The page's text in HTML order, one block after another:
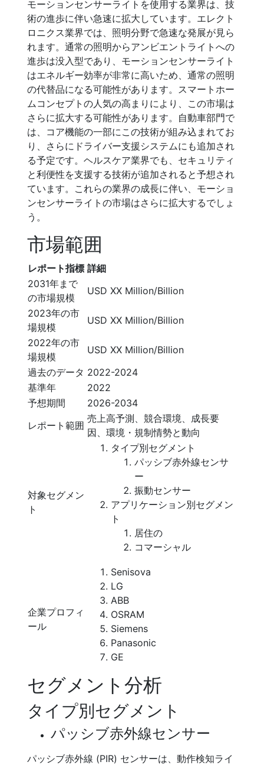
モーションセンサーライトを使用する業界は、技
術の進歩に伴い急速に拡大しています。エレクト
ロニクス業界では、照明分野で急速な発展が見ら
れます。通常の照明からアンビエントライトへの
進歩は没入型であり、モーションセンサーライト
はエネルギー効率が非常に高いため、通常の照明
の代替品になる可能性があります。スマートホー
ムコンセプトの人気の高まりにより、この市場は
さらに拡大する可能性があります。自動車部門で
は、コア機能の一部にこの技術が組み込まれてお
り、さらにドライバー支援システムにも追加され
る予定です。ヘルスケア業界でも、セキュリティ
と利便性を支援する技術が追加されると予想され
ています。これらの業界の成長に伴い、モーショ
ンセンサーライトの市場はさらに拡大するでしょ
う。
市場範囲
レポート指標 詳細
2031年まで
の市場規模
USD XX Million/Billion
2023年の市
場規模
USD XX Million/Billion
2022年の市
場規模
USD XX Million/Billion
過去のデータ 2022-2024
基準年
2022
予想期間
2026-2034
レポート範囲
売上高予測、競合環境、成長要
因、環境・規制情勢と動向
対象セグメン
ト
タイプ別セグメント
パッシブ赤外線センサ
ー
振動センサー
アプリケーション別セグメン
ト
居住の
コマーシャル
企業プロフィ
ール
Senisova
LG
ABB
OSRAM
Siemens
Panasonic
GE
セグメント分析
タイプ別セグメント
パッシブ赤外線センサー
パッシブ赤外線 (PIR) センサーは、動作検知ライ